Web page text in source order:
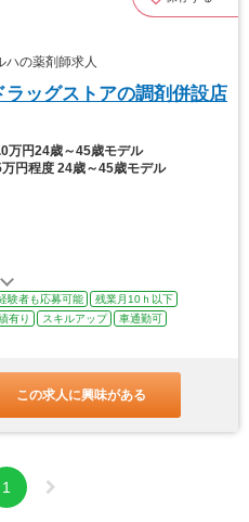
の薬剤師求人
ッグストアの調剤併設店
万円24歳～45歳モデル
万円程度 24歳～45歳モデル
験者も応募可能
残業月10ｈ以下
有り スキルアップ
車通勤可
この求人に興味がある
1